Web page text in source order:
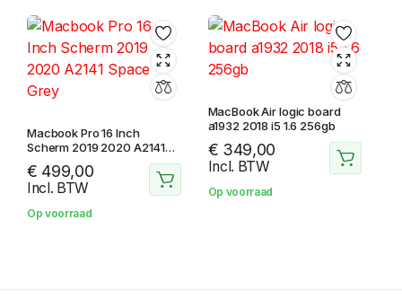
Macbook Pro 16 Inch
Scherm 2019 2020 A2141
€ 499,00
Incl. BTW
Op voorraad
MacBook Air logic board
a1932 2018 i5 1.6 256gb
€ 349,00
Incl. BTW
Op voorraad